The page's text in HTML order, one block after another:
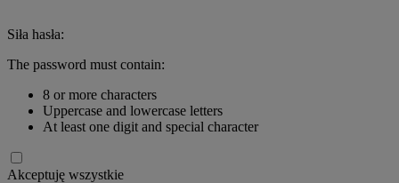
Siła hasła:
The password must contain:
8 or more characters
Uppercase and lowercase letters
At least one digit and special character
Akceptuję wszystkie